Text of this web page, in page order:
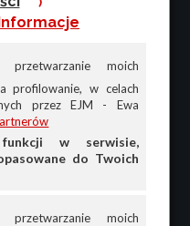
moich
profilowanie, w celach
przez EJM - Ewa
w serwisie,
do Twoich
moich